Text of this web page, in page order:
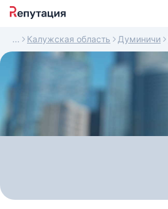
Калужская область Думиничи